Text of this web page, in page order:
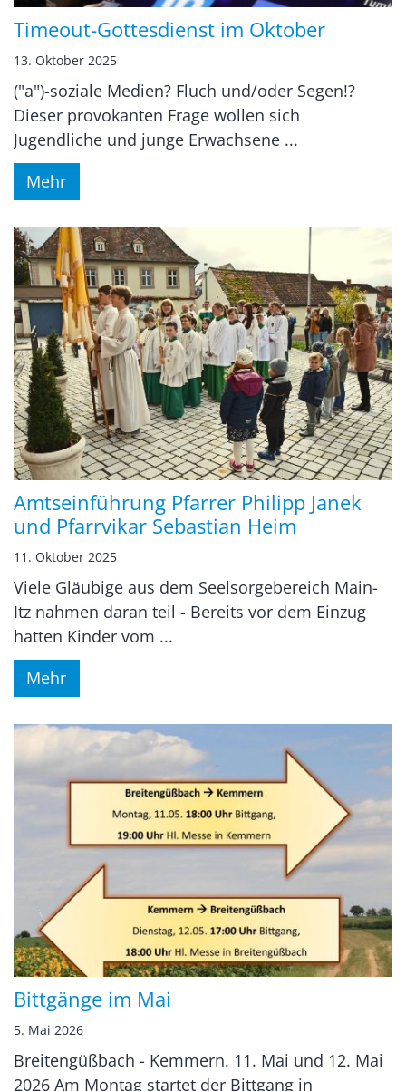
Timeout-Gottesdienst im Oktober
13. Oktober 2025
("a")-soziale Medien? Fluch und/oder Segen!?
Dieser provokanten Frage wollen sich
Jugendliche und junge Erwachsene ...
Mehr
Amtseinführung Pfarrer Philipp Janek
und Pfarrvikar Sebastian Heim
11. Oktober 2025
Viele Gläubige aus dem Seelsorgebereich Main-
Itz nahmen daran teil - Bereits vor dem Einzug
hatten Kinder vom ...
Mehr
Bittgänge im Mai
5. Mai 2026
Breitengüßbach - Kemmern. 11. Mai und 12. Mai
2026 Am Montag startet der Bittgang in